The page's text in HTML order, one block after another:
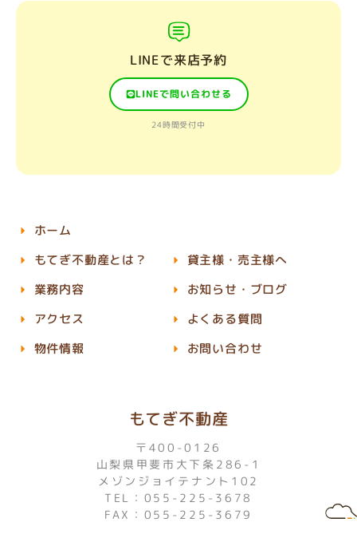
LINEで来店予約
LINEで問い合わせる
24時間受付中
もてぎ不動産
〒400-0126
山梨県甲斐市大下条286-1
メゾンジョイテナント102
TEL：055-225-3678
FAX：055-225-3679
ホーム
もてぎ不動産とは？
業務内容
アクセス
物件情報
貸主様・売主様へ
お知らせ・ブログ
よくある質問
お問い合わせ